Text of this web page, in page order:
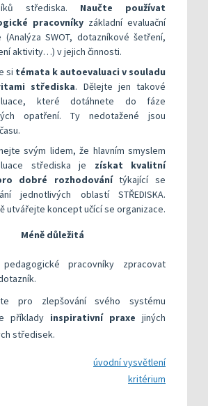
střediska. Naučte používat
pracovníky základní evaluační
(Analýza SWOT, dotazníkové šetření,
aktivity…) v jejich činnosti.
si témata k autoevaluaci v souladu
střediska. Dělejte jen takové
které dotáhnete do fáze
opatření. Ty nedotažené jsou
svým lidem, že hlavním smyslem
střediska je získat kvalitní
dobré rozhodovánítýkající se
jednotlivých oblastí STŘEDISKA.
utvářejte koncept učící se organizace.
Méně důležitá
pedagogické pracovníky zpracovat
pro zlepšování svého systému
příklady inspirativní praxe jiných
středisek.
úvodní vysvětlení
kritérium